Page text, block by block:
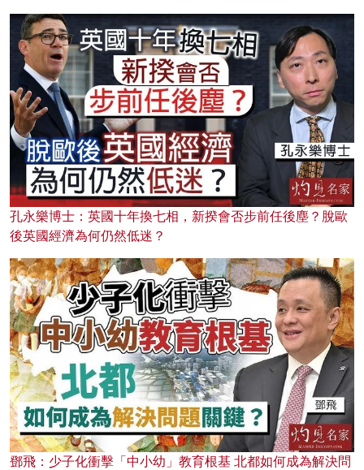
孔永樂博士：英國十年換七相，新揆會否步前任後塵？脫歐
後英國經濟為何仍然低迷？
鄧飛：少子化衝擊「中小幼」教育根基 北都如何成為解決問